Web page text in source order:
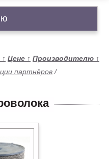
↑ Цене ↑ Производителю ↑
партнёров /